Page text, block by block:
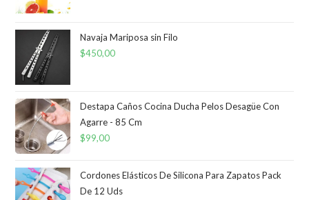
era:
es:
Navaja Mariposa sin Filo
$450,00
Destapa Caños Cocina Ducha Pelos Desagüe Con
Agarre - 85 Cm
$99,00
Cordones Elásticos De Silicona Para Zapatos Pack
De 12 Uds